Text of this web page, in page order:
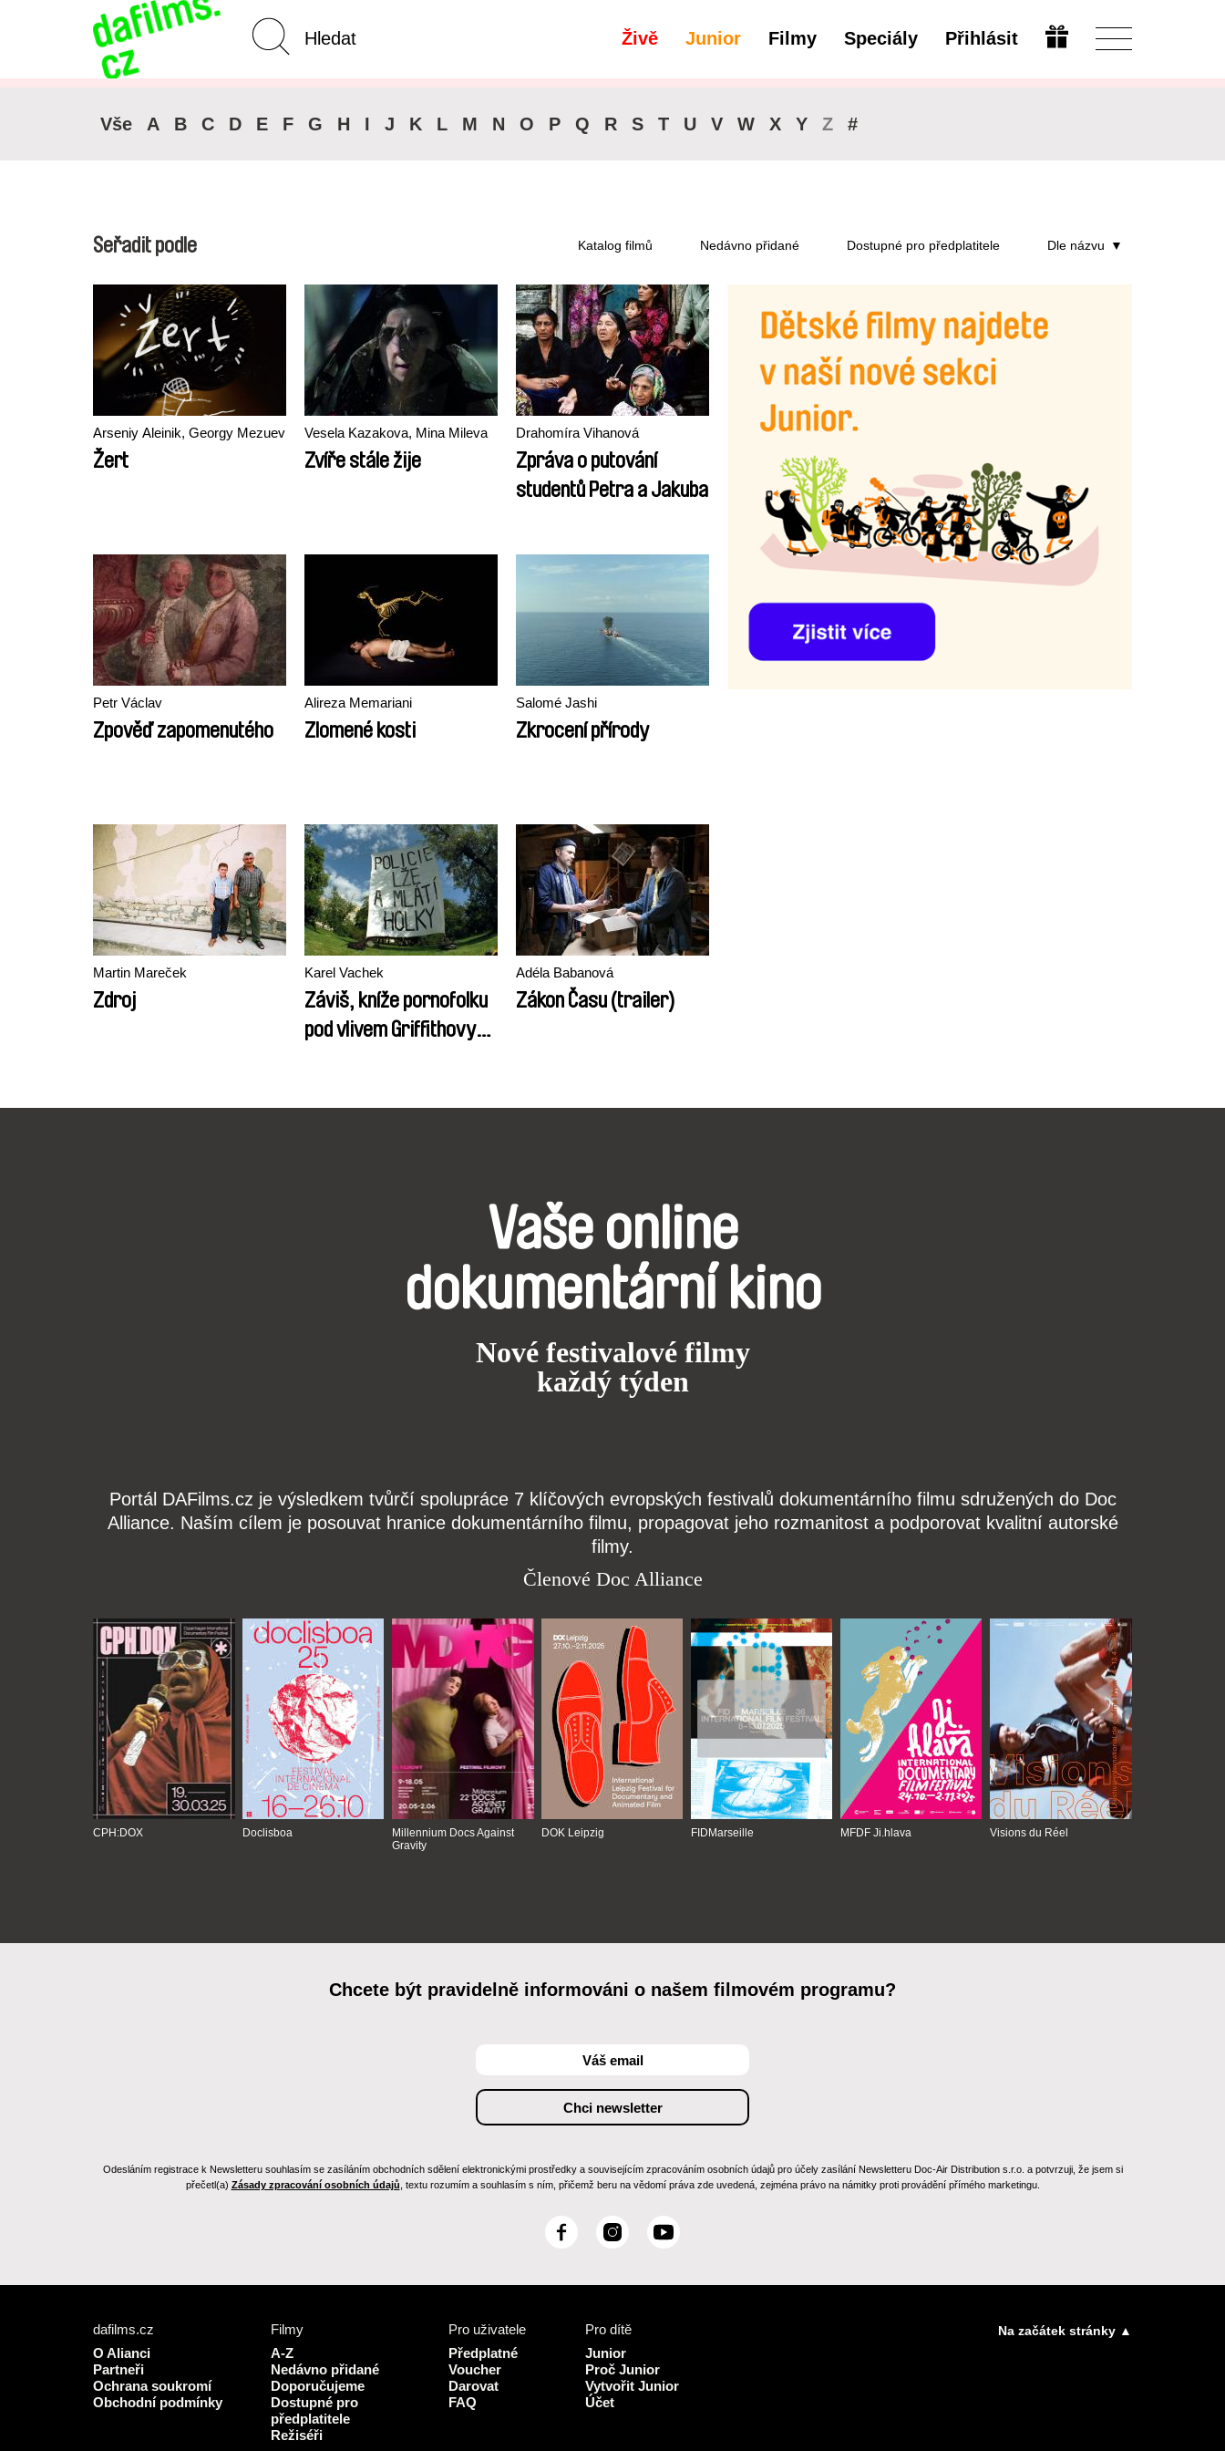
Živě Junior Filmy Speciály Přihlásit
Pokročilé vyhledávání Upravit
Vše A B C D E F G H I J K L M N O P Q R S T U V W X Y Z #
Seřadit podle Katalog filmů Nedávno přidané Dostupné pro předplatitele Dle názvu
Arseniy Aleinik, Georgy Mezuev
Žert
Vesela Kazakova, Mina Mileva
Zvíře stále žije
Drahomíra Vihanová
Zpráva o putování
studentů Petra a Jakuba
Petr Václav
Zpověď zapomenutého
Alireza Memariani
Zlomené kosti
Salomé Jashi
Zkrocení přírody
Martin Mareček
Zdroj
Karel Vachek
Záviš, kníže pornofolku
pod vlivem Griffithovy
Adéla Babanová
Zákon Času (trailer)
Vaše online
dokumentární kino
Nové festivalové filmy
každý týden
Portál DAFilms.cz je výsledkem tvůrčí spolupráce 7 klíčových evropských festivalů dokumentárního filmu sdružených do Doc
Alliance. Naším cílem je posouvat hranice dokumentárního filmu, propagovat jeho rozmanitost a podporovat kvalitní autorské
filmy.
Členové Doc Alliance
CPH:DOX Doclisboa
Millennium Docs Against
Gravity
DOK Leipzig FIDMarseille MFDF Ji.hlava Visions du Réel
Chcete být pravidelně informováni o našem filmovém programu?
Odesláním registrace k Newsletteru souhlasím se zasíláním obchodních sdělení elektronickými prostředky a souvisejícím zpracováním osobních údajů pro účely zasílání Newsletteru Doc-Air Distribution s.r.o. a potvrzuji, že jsem si
přečetl(a) Zásady zpracování osobních údajů , textu rozumím a souhlasím s ním, přičemž beru na vědomí práva zde uvedená, zejména právo na námitky proti provádění přímého marketingu.
F
I
g
r
a
m
Y
dafilms.cz
O Alianci
Partneři
Ochrana soukromí
Obchodní podmínky
Filmy
A-Z
Nedávno přidané
Doporučujeme
Dostupné pro
předplatitele
Režiséři
Pro uživatele
Předplatné
Voucher
Darovat
FAQ
Pro dítě
Junior
Proč Junior
Vytvořit Junior
Účet
Na začátek stránky ▲